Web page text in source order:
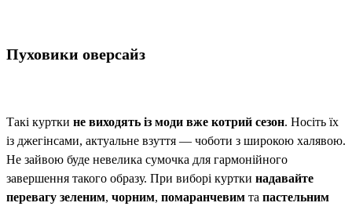
Пуховики оверсайз
Такі куртки не виходять із моди вже котрий сезон. Носіть їх
із джегінсами, актуальне взуття — чоботи з широкою халявою.
Не зайвою буде невелика сумочка для гармонійного
завершення такого образу. При виборі куртки надавайте
перевагу зеленим, чорним, помаранчевим та пастельним